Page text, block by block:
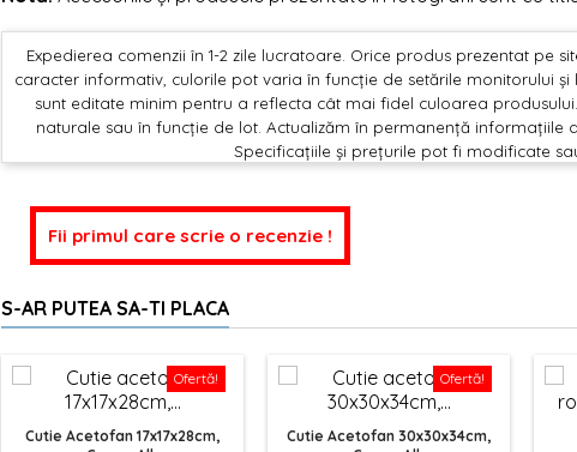
Expedierea comenzii în 1-2 zile lucratoare. Orice produs prezentat pe
caracter informativ, culorile pot varia în funcție de setările monitorului
sunt editate minim pentru a reflecta cât mai fidel culoarea
naturale sau în funcție de lot. Actualizăm în permanență
Specificațiile și prețurile pot fi modificate
Fii primul care scrie o recenzie !
S-AR PUTEA SA-TI PLACA
Ofertă!
Cutie Acetofan 17x17x28cm,
Ofertă!
Cutie Acetofan 30x30x34cm,